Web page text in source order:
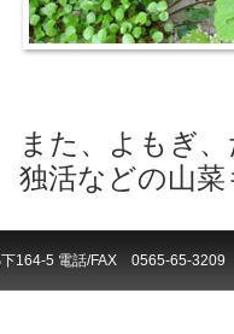
また、よもぎ
独活などの山
164-5 電話/FAX 0565-65-3209